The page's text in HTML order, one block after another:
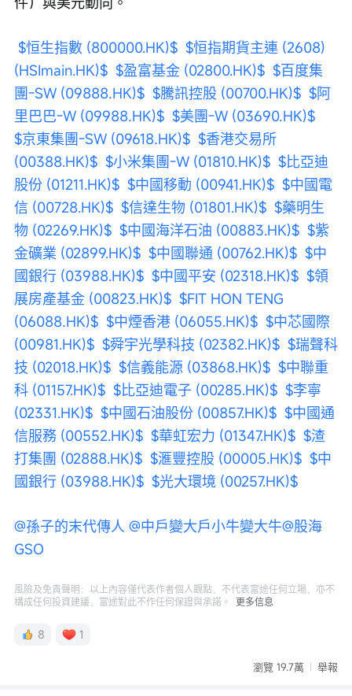
$恒生指數 (800000.HK)$ $恒指期貨主連 (2608)
(HSImain.HK)$ $盈富基金 (02800.HK)$ $百度集
團-SW (09888.HK)$ $騰訊控股 (00700.HK)$ $阿
里巴巴-W (09988.HK)$ $美團-W (03690.HK)$
$京東集團-SW (09618.HK)$ $香港交易所
(00388.HK)$ $小米集團-W (01810.HK)$ $比亞迪
股份 (01211.HK)$ $中國移動 (00941.HK)$ $中國電
信 (00728.HK)$ $信達生物 (01801.HK)$ $藥明生
物 (02269.HK)$ $中國海洋石油 (00883.HK)$ $紫
金礦業 (02899.HK)$ $中國聯通 (00762.HK)$ $中
國銀行 (03988.HK)$ $中國平安 (02318.HK)$ $領
展房產基金 (00823.HK)$ $FIT HON TENG
(06088.HK)$ $中煙香港 (06055.HK)$ $中芯國際
(00981.HK)$ $舜宇光學科技 (02382.HK)$ $瑞聲科
技 (02018.HK)$ $信義能源 (03868.HK)$ $中聯重
科 (01157.HK)$ $比亞迪電子 (00285.HK)$ $李寧
(02331.HK)$ $中國石油股份 (00857.HK)$ $中國通
信服務 (00552.HK)$ $華虹宏力 (01347.HK)$ $渣
打集團 (02888.HK)$ $滙豐控股 (00005.HK)$ $中
國銀行 (03988.HK)$ $光大環境 (00257.HK)$
@孫子的末代傳人 @中戶變大戶小牛變大牛@股海
GSO
風險及免責聲明：以上內容僅代表作者個人觀點，不代表富途任何立場，亦不
構成任何投資建議，富途對此不作任何保證與承諾。
更多信息
8 1
瀏覽 19.7萬 舉報